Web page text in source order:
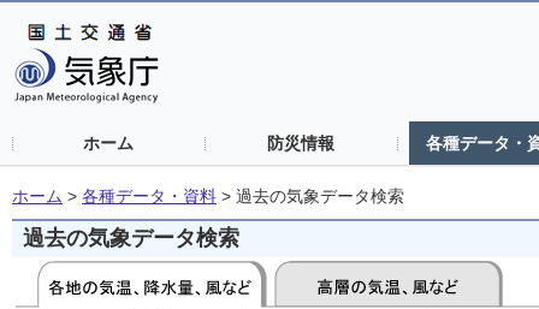
ホーム 防災情報 各種データ・
ホーム > 各種データ・資料 > 過去の気象データ検索
過去の気象データ検索